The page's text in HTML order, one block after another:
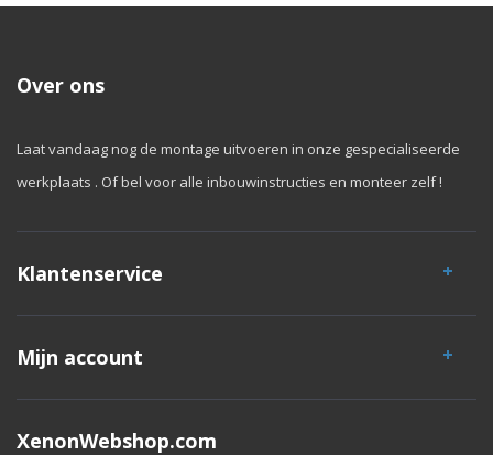
Over ons
Laat vandaag nog de montage uitvoeren in onze gespecialiseerde
werkplaats . Of bel voor alle inbouwinstructies en monteer zelf !
Klantenservice
Mijn account
XenonWebshop.com